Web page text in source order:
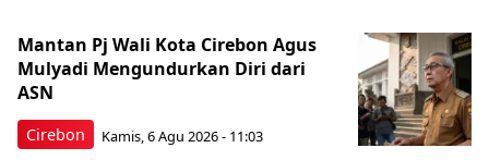
Cirebon
Mantan Pj Wali Kota Cirebon Agus
Mulyadi Mengundurkan Diri dari
ASN
Kamis, 6 Agu 2026 - 11:03